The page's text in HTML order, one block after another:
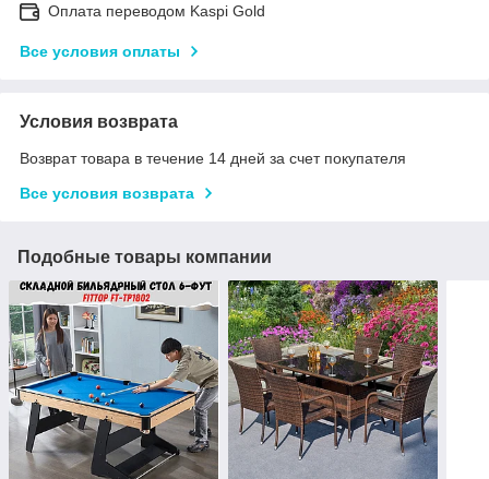
Оплата переводом Kaspi Gold
Все условия оплаты
Условия возврата
Возврат товара в течение 14 дней за счет покупателя
Все условия возврата
Подобные товары компании